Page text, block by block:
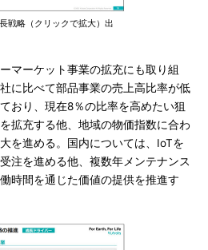
戦略（クリックで拡大）出
マーケット事業の拡充にも取り組
に比べて部品事業の売上高比率が低
おり、現在8％の比率を高めたい狙
拡充する他、地域の物価指数に合わ
を進める。国内については、IoTを
注を進める他、複数年メンテナンス
時間を通じた価値の提供を推進す